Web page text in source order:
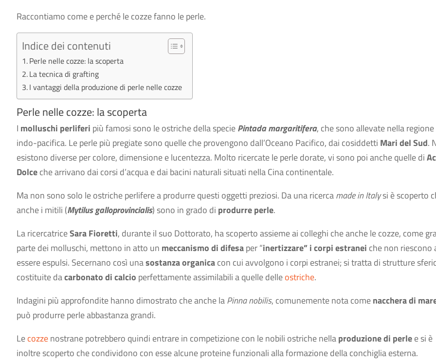
Raccontiamo come e perché le cozze fanno le perle.
Indice dei contenuti
Perle nelle cozze: la scoperta
La tecnica di grafting
I vantaggi della produzione di perle nelle cozze
Perle nelle cozze: la scoperta
I molluschi perliferi più famosi sono le ostriche della speciePintada margaritifera, che sono allevate nella regione
indo-pacifica. Le perle più pregiate sono quelle che provengono dall’Oceano Pacifico, dai cosiddetti Mari del Sud.
esistono diverse per colore, dimensione e lucentezza. Molto ricercate le perle dorate, vi sono poi anche quelle di
Dolceche arrivano dai corsi d’acqua e dai bacini naturali situati nella Cina continentale.
Ma non sono solo le ostriche perlifere a produrre questi oggetti preziosi. Da una ricercamade in Italysi è scoperto
anche i mitili (Mytilus galloprovincialis) sono in grado di produrre perle.
La ricercatriceSara Fioretti, durante il suo Dottorato, ha scoperto assieme ai colleghi che anche le cozze, come
parte dei molluschi, mettono in atto un meccanismo di difesaper “inertizzare” i corpi estranei che non riescono
essere espulsi. Secernano così unasostanza organicacon cui avvolgono i corpi estranei; si tratta di strutture
costituite dacarbonato di calcio perfettamente assimilabili a quelle delleostriche.
Indagini più approfondite hanno dimostrato che anche laPinna nobilis, comunemente nota comenacchera di
può produrre perle abbastanza grandi.
Lecozzenostrane potrebbero quindi entrare in competizione con le nobili ostriche nellaproduzione di perlee si è
inoltre scoperto che condividono con esse alcune proteine funzionali alla formazione della conchiglia esterna.